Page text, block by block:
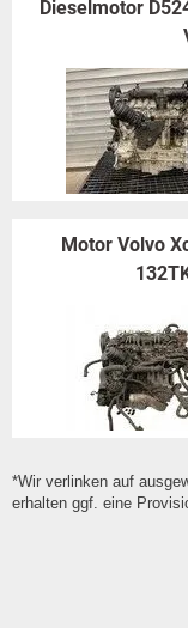
Dieselmotor
Motor Volvo
*Wir verlinken auf
erhalten ggf. eine